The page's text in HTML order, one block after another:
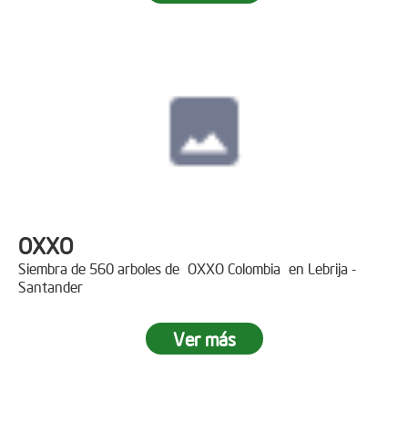
OXXO
Siembra de 560 arboles de OXXO Colombia en Lebrija -
Santander
Ver más